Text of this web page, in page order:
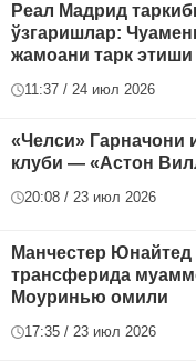
Реал Мадрид
ўзгаришлар:
жамоани тарк
11:37 / 24 июл 2026
«Челси» Гарначони
клуби — «Астон
20:08 / 23 июл 2026
Манчестер
трансферида
Моуринью омили
17:35 / 23 июл 2026